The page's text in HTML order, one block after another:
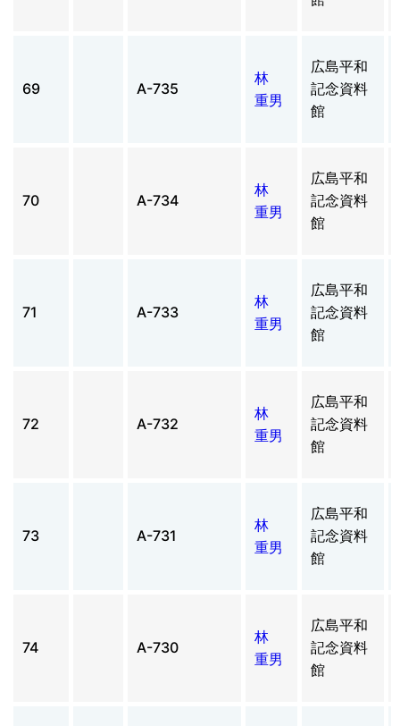
69 A-735
林
重男
広島平和
記念資料
館
70 A-734
林
重男
広島平和
記念資料
館
71 A-733
林
重男
広島平和
記念資料
館
72 A-732
林
重男
広島平和
記念資料
館
73 A-731
林
重男
広島平和
記念資料
館
74 A-730
林
重男
広島平和
記念資料
館